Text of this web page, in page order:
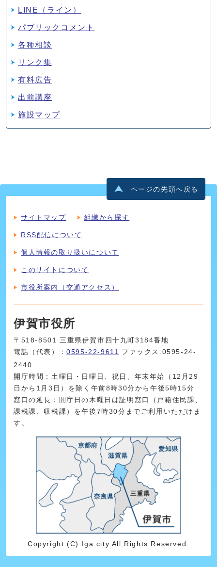
LINE（ライン）
パブリックコメント
各種相談
リンク集
有料広告
出前講座
施設マップ
ページの先頭へ戻る
サイトマップ 組織から探す
RSS配信について
個人情報の取り扱いについて
このサイトについて
市役所案内（交通アクセス）
伊賀市役所
〒518-8501 三重県伊賀市四十九町3184番地
電話（代表）：0595-22-9611
ファックス:0595-24-
2440
開庁時間：土曜日・日曜日、祝日、年末年始（12月29
日から1月3日）を除く午前8時30分から午後5時15分
窓口の延長：開庁日の木曜日は証明窓口（戸籍住民課、
課税課、収税課）を午後7時30分までご利用いただけま
す。
Copyright (C) Iga city All Rights Reserved.